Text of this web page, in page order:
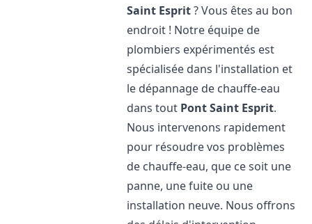
Saint Esprit? Vous êtes au bon
endroit ! Notre équipe de
plombiers expérimentés est
spécialisée dans l'installation et
le dépannage de chauffe-eau
dans tout Pont Saint Esprit.
Nous intervenons rapidement
pour résoudre vos problèmes
de chauffe-eau, que ce soit une
panne, une fuite ou une
installation neuve. Nous offrons